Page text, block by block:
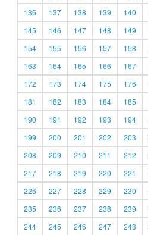
136
137 138 139 140
145
146 147 148 149
154
155 156 157 158
163
164 165 166 167
172
173 174 175 176
181
182 183 184 185
190
191 192 193 194
199
200 201 202 203
208
209 210 211 212
217
218 219 220 221
226
227 228 229 230
235
236 237 238 239
244
245 246 247 248